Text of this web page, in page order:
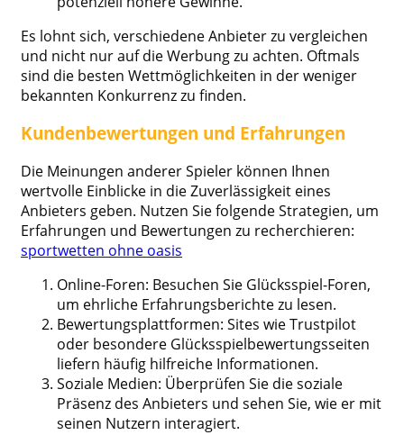
Es lohnt sich, verschiedene Anbieter zu vergleichen
und nicht nur auf die Werbung zu achten. Oftmals
sind die besten Wettmöglichkeiten in der weniger
bekannten Konkurrenz zu finden.
Kundenbewertungen und Erfahrungen
Die Meinungen anderer Spieler können Ihnen
wertvolle Einblicke in die Zuverlässigkeit eines
Anbieters geben. Nutzen Sie folgende Strategien, um
Erfahrungen und Bewertungen zu recherchieren:
sportwetten ohne oasis
Online-Foren: Besuchen Sie Glücksspiel-Foren,
um ehrliche Erfahrungsberichte zu lesen.
Bewertungsplattformen: Sites wie Trustpilot
oder besondere Glücksspielbewertungsseiten
liefern häufig hilfreiche Informationen.
Soziale Medien: Überprüfen Sie die soziale
Präsenz des Anbieters und sehen Sie, wie er mit
seinen Nutzern interagiert.